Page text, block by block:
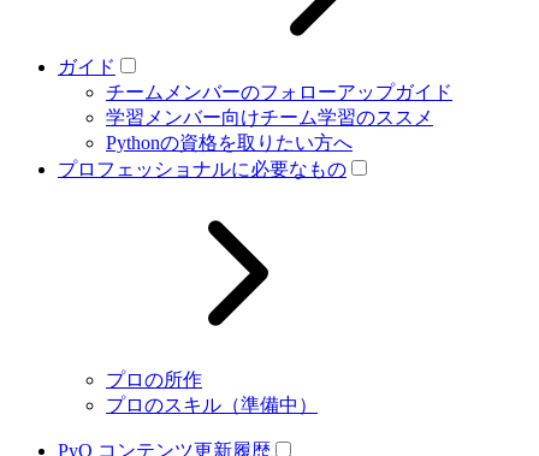
ガイド
チームメンバーのフォローアップガイド
学習メンバー向けチーム学習のススメ
Pythonの資格を取りたい方へ
プロフェッショナルに必要なもの
プロの所作
プロのスキル（準備中）
PyQ コンテンツ更新履歴